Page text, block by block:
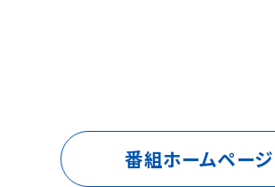
番組ホームページ